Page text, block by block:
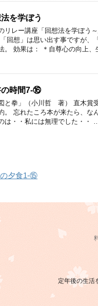
法を学ぼう
リレー講座「回想法を学ぼう
回想」は思い出す事ですが、
。 効果は： ＊自尊心の向上
の時間7-⑯
図と拳」（小川哲 著） 直木賞
。 忘れたころ本が来たら、な
は・・私には無理でした・・
夕食1-⑮
定年後の生活